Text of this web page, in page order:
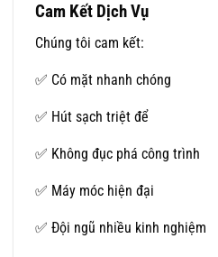
Cam Kết Dịch Vụ
Chúng tôi cam kết:
✅ Có mặt nhanh chóng
✅ Hút sạch triệt để
✅ Không đục phá công trình
✅ Máy móc hiện đại
✅ Đội ngũ nhiều kinh nghiệm